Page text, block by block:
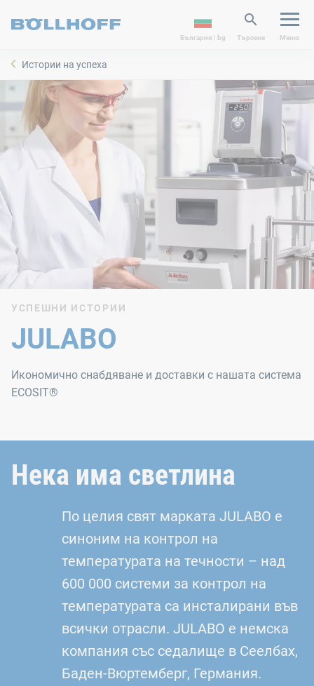
България | bg Търсене Меню
Истории на успеха
УСПЕШНИ ИСТОРИИ
JULABO
Икономично снабдяване и доставки с нашата система
ECOSIT®
Нека има светлина
По целия свят марката JULABO е
синоним на контрол на
температурата на течности – над
600 000 системи за контрол на
температурата са инсталирани във
всички отрасли. JULABO е немска
компания със седалище в Сеелбах,
Баден-Вюртемберг, Германия.